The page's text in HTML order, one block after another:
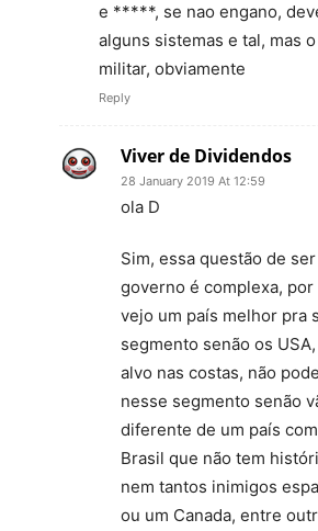
e *****, se nao engano,
alguns sistemas e tal, mas
militar, obviamente
Reply
Viver de Dividendos
28 January 2019 At 12:59
ola D
Sim, essa questão de
governo é complexa,
vejo um país melhor pra
segmento senão os
alvo nas costas, não
nesse segmento senão
diferente de um país
Brasil que não tem
nem tantos inimigos
ou um Canada, entre